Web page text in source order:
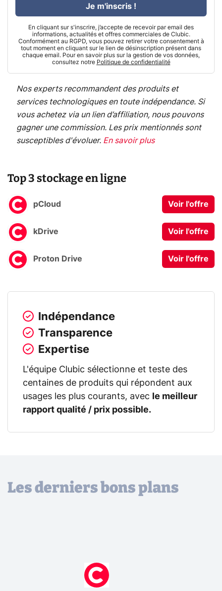
En cliquant sur s'inscrire, j’accepte de recevoir par email des
informations, actualités et offres commerciales de Clubic.
Conformément au RGPD, vous pouvez retirer votre consentement à
tout moment en cliquant sur le lien de désinscription présent dans
chaque email. Pour en savoir plus sur la gestion de vos données,
consultez notre Politique de confidentialité
Je m'inscris !
Nos experts recommandent des produits et
services technologiques en toute indépendance. Si
vous achetez via un lien d’affiliation, nous pouvons
gagner une commission. Les prix mentionnés sont
susceptibles d'évoluer. En savoir plus
Top 3 stockage en ligne
pCloud Voir l'offre
kDrive Voir l'offre
Proton Drive Voir l'offre
Indépendance
Transparence
Expertise
L'équipe Clubic sélectionne et teste des
centaines de produits qui répondent aux
usages les plus courants, avec
le meilleur
rapport qualité / prix possible.
Les derniers bons plans